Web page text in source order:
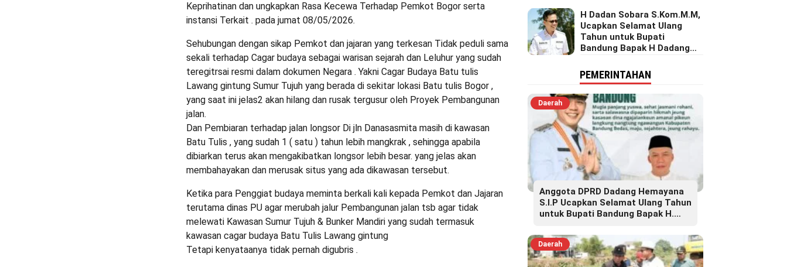
Keprihatinan dan ungkapkan Rasa Kecewa Terhadap Pemkot Bogor serta
instansi Terkait . pada jumat 08/05/2026.
Sehubungan dengan sikap Pemkot dan jajaran yang terkesan Tidak peduli sama
sekali terhadap Cagar budaya sebagai warisan sejarah dan Leluhur yang sudah
teregitrsai resmi dalam dokumen Negara . Yakni Cagar Budaya Batu tulis
Lawang gintung Sumur Tujuh yang berada di sekitar lokasi Batu tulis Bogor ,
yang saat ini jelas2 akan hilang dan rusak tergusur oleh Proyek Pembangunan
jalan.
Dan Pembiaran terhadap jalan longsor Di jln Danasasmita masih di kawasan
Batu Tulis , yang sudah 1 ( satu ) tahun lebih mangkrak , sehingga apabila
dibiarkan terus akan mengakibatkan longsor lebih besar. yang jelas akan
membahayakan dan merusak situs yang ada dikawasan tersebut.
Ketika para Penggiat budaya meminta berkali kali kepada Pemkot dan Jajaran
terutama dinas PU agar merubah jalur Pembangunan jalan tsb agar tidak
melewati Kawasan Sumur Tujuh & Bunker Mandiri yang sudah termasuk
kawasan cagar budaya Batu Tulis Lawang gintung
Tetapi kenyataanya tidak pernah digubris .
H Dadan Sobara S.Kom.M.M,
Ucapkan Selamat Ulang
Tahun untuk Bupati
Bandung Bapak H Dadang
PEMERINTAHAN
Daerah
Anggota DPRD Dadang Hemayana
S.I.P Ucapkan Selamat Ulang Tahun
untuk Bupati Bandung Bapak H.
Daerah